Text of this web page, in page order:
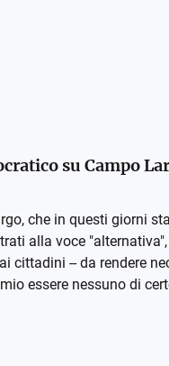
su Campo
che in questi giorni
alla voce
cittadini -- da rendere
essere nessuno di